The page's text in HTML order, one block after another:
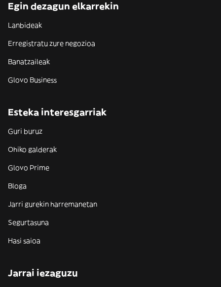
Egin dezagun elkarrekin
Lanbideak
Erregistratu zure negozioa
Banatzaileak
Glovo Business
Esteka interesgarriak
Guri buruz
Ohiko galderak
Glovo Prime
Bloga
Jarri gurekin harremanetan
Segurtasuna
Hasi saioa
Jarrai iezaguzu